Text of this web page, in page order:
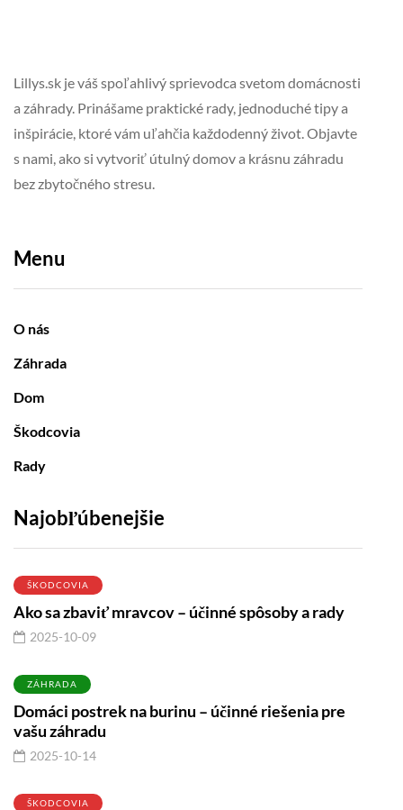
Lillys.sk je váš spoľahlivý sprievodca svetom domácnosti
a záhrady. Prinášame praktické rady, jednoduché tipy a
inšpirácie, ktoré vám uľahčia každodenný život. Objavte
s nami, ako si vytvoriť útulný domov a krásnu záhradu
bez zbytočného stresu.
Menu
O nás
Záhrada
Dom
Škodcovia
Rady
Najobľúbenejšie
ŠKODCOVIA
Ako sa zbaviť mravcov – účinné spôsoby a rady
2025-10-09
ZÁHRADA
Domáci postrek na burinu – účinné riešenia pre
vašu záhradu
2025-10-14
ŠKODCOVIA